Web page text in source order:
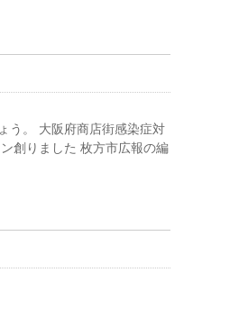
。 大阪府商店街感染症対
創りました 枚方市広報の編